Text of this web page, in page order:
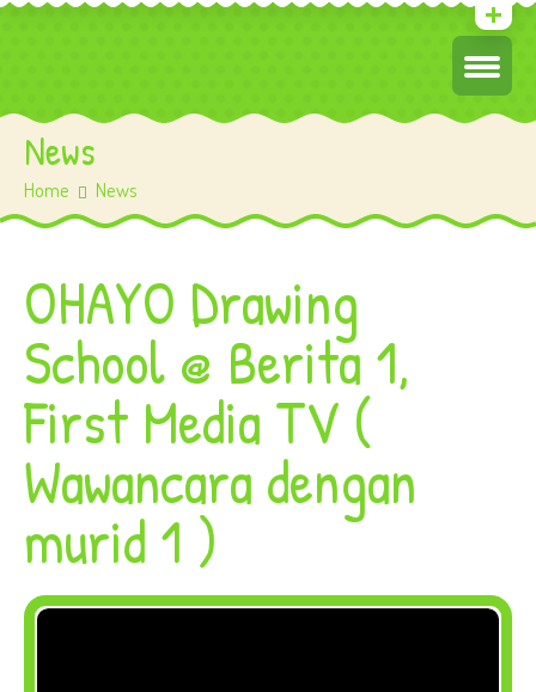
News
Home News
OHAYO Drawing
School @ Berita 1,
First Media TV (
Wawancara dengan
murid 1 )